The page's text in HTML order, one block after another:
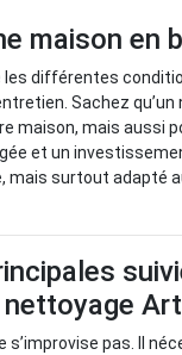
maison en
différentes
Sachez
maison, mais aussi
et un
mais surtout adapté
s’improvise pas. Il